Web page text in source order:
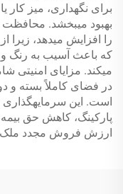
برای نگهداری، میز کار
بهبود میبخشد. محافظت
که باعث آسیب به رنگ و
میکند. مزایای امنیتی
در فضای کاملاً بسته و
است. این
پارکینگ، کاهش حق بیمه
ارزش فروش مجدد ملک،